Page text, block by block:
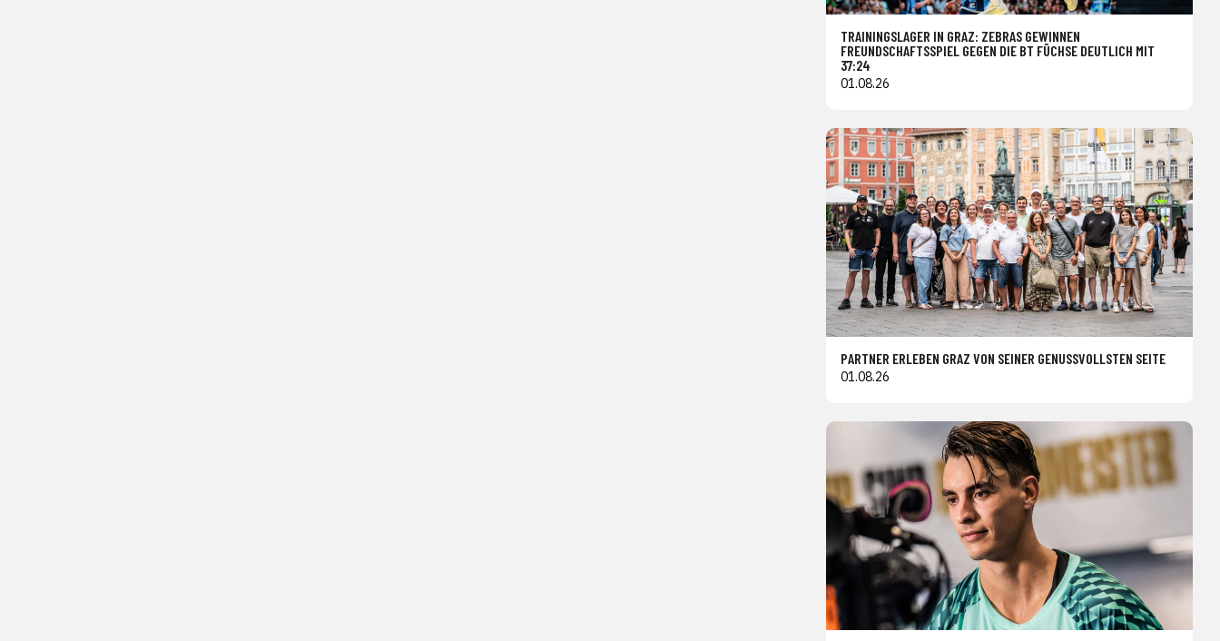
TRAININGSLAGER IN GRAZ: ZEBRAS GEWINNEN
FREUNDSCHAFTSSPIEL GEGEN DIE BT FÜCHSE DEUTLICH MIT
37:24
01.08.26
PARTNER ERLEBEN GRAZ VON SEINER GENUSSVOLLSTEN SEITE
01.08.26